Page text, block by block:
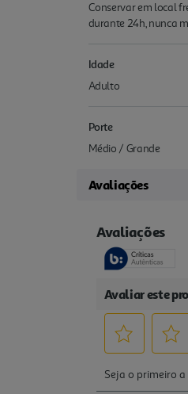
Conservar em local
durante 24h, nunca
Idade
Adulto
Porte
Médio / Grande
Avaliações